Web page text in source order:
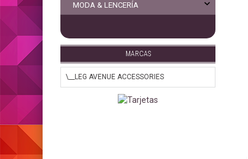
MODA & LENCERÍA
MARCAS